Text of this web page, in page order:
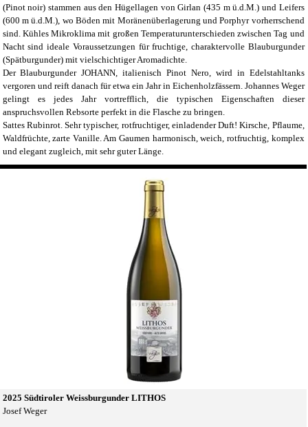
(Pinot noir) stammen aus den Hügellagen von Girlan (435 m ü.d.M.) und Leifers
(600 m ü.d.M.), wo Böden mit Moränenüberlagerung und Porphyr vorherrschend
sind. Kühles Mikroklima mit großen Temperaturunterschieden zwischen Tag und
Nacht sind ideale Voraussetzungen für fruchtige, charaktervolle Blauburgunder
(Spätburgunder) mit vielschichtiger Aromadichte.
Der Blauburgunder JOHANN, italienisch Pinot Nero, wird in Edelstahltanks
vergoren und reift danach für etwa ein Jahr in Eichenholzfässern. Johannes Weger
gelingt es jedes Jahr vortrefflich, die typischen Eigenschaften dieser
anspruchsvollen Rebsorte perfekt in die Flasche zu bringen.
Sattes Rubinrot. Sehr typischer, rotfruchtiger, einladender Duft! Kirsche, Pflaume,
Waldfrüchte, zarte Vanille. Am Gaumen harmonisch, weich, rotfruchtig, komplex
und elegant zugleich, mit sehr guter Länge.
2025 Südtiroler Weissburgunder LITHOS
Josef Weger